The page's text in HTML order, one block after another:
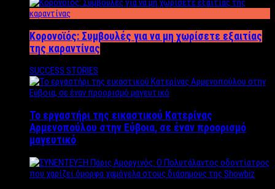
Κορονοϊός: Συμβουλές για να μη χωρίσετε εξαιτίας
της καραντίνας
SUCCESS STORIES
Το εργαστήρι της εικαστικού Κατερίνας
Αρμενοπούλου στην Εύβοια, σε έναν προορισμό
μαγευτικό